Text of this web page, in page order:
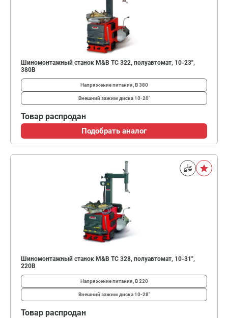
Шиномонтажный станок M&B TC 322, полуавтомат, 10-23",
380В
Напряжение питания, В380
Внешний зажим диска10-20"
Товар распродан
Подобрать аналог
Шиномонтажный станок M&B TC 328, полуавтомат, 10-31",
220В
Напряжение питания, В220
Внешний зажим диска10-28"
Товар распродан